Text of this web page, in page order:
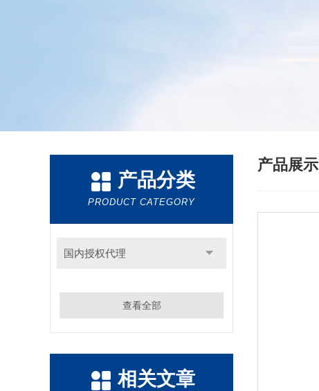
产品分类
PRODUCT CATEGORY
国内授权代理
查看全部
相关文章
产品展示